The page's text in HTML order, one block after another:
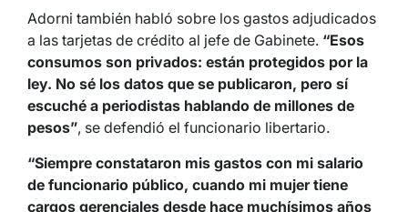
Adorni también habló sobre los gastos adjudicados
a las tarjetas de crédito al jefe de Gabinete. “Esos
consumos son privados: están protegidos por la
ley. No sé los datos que se publicaron, pero sí
escuché a periodistas hablando de millones de
pesos”, se defendió el funcionario libertario.
“Siempre constataron mis gastos con mi salario
de funcionario público, cuando mi mujer tiene
cargos gerenciales desde hace muchísimos años